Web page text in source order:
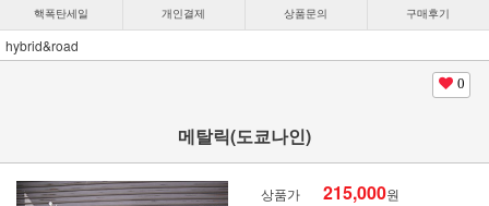
핵폭탄세일 개인결제 상품문의 구매후기
hybrid&road
0
메탈릭(도쿄나인)
상품가 215,000원